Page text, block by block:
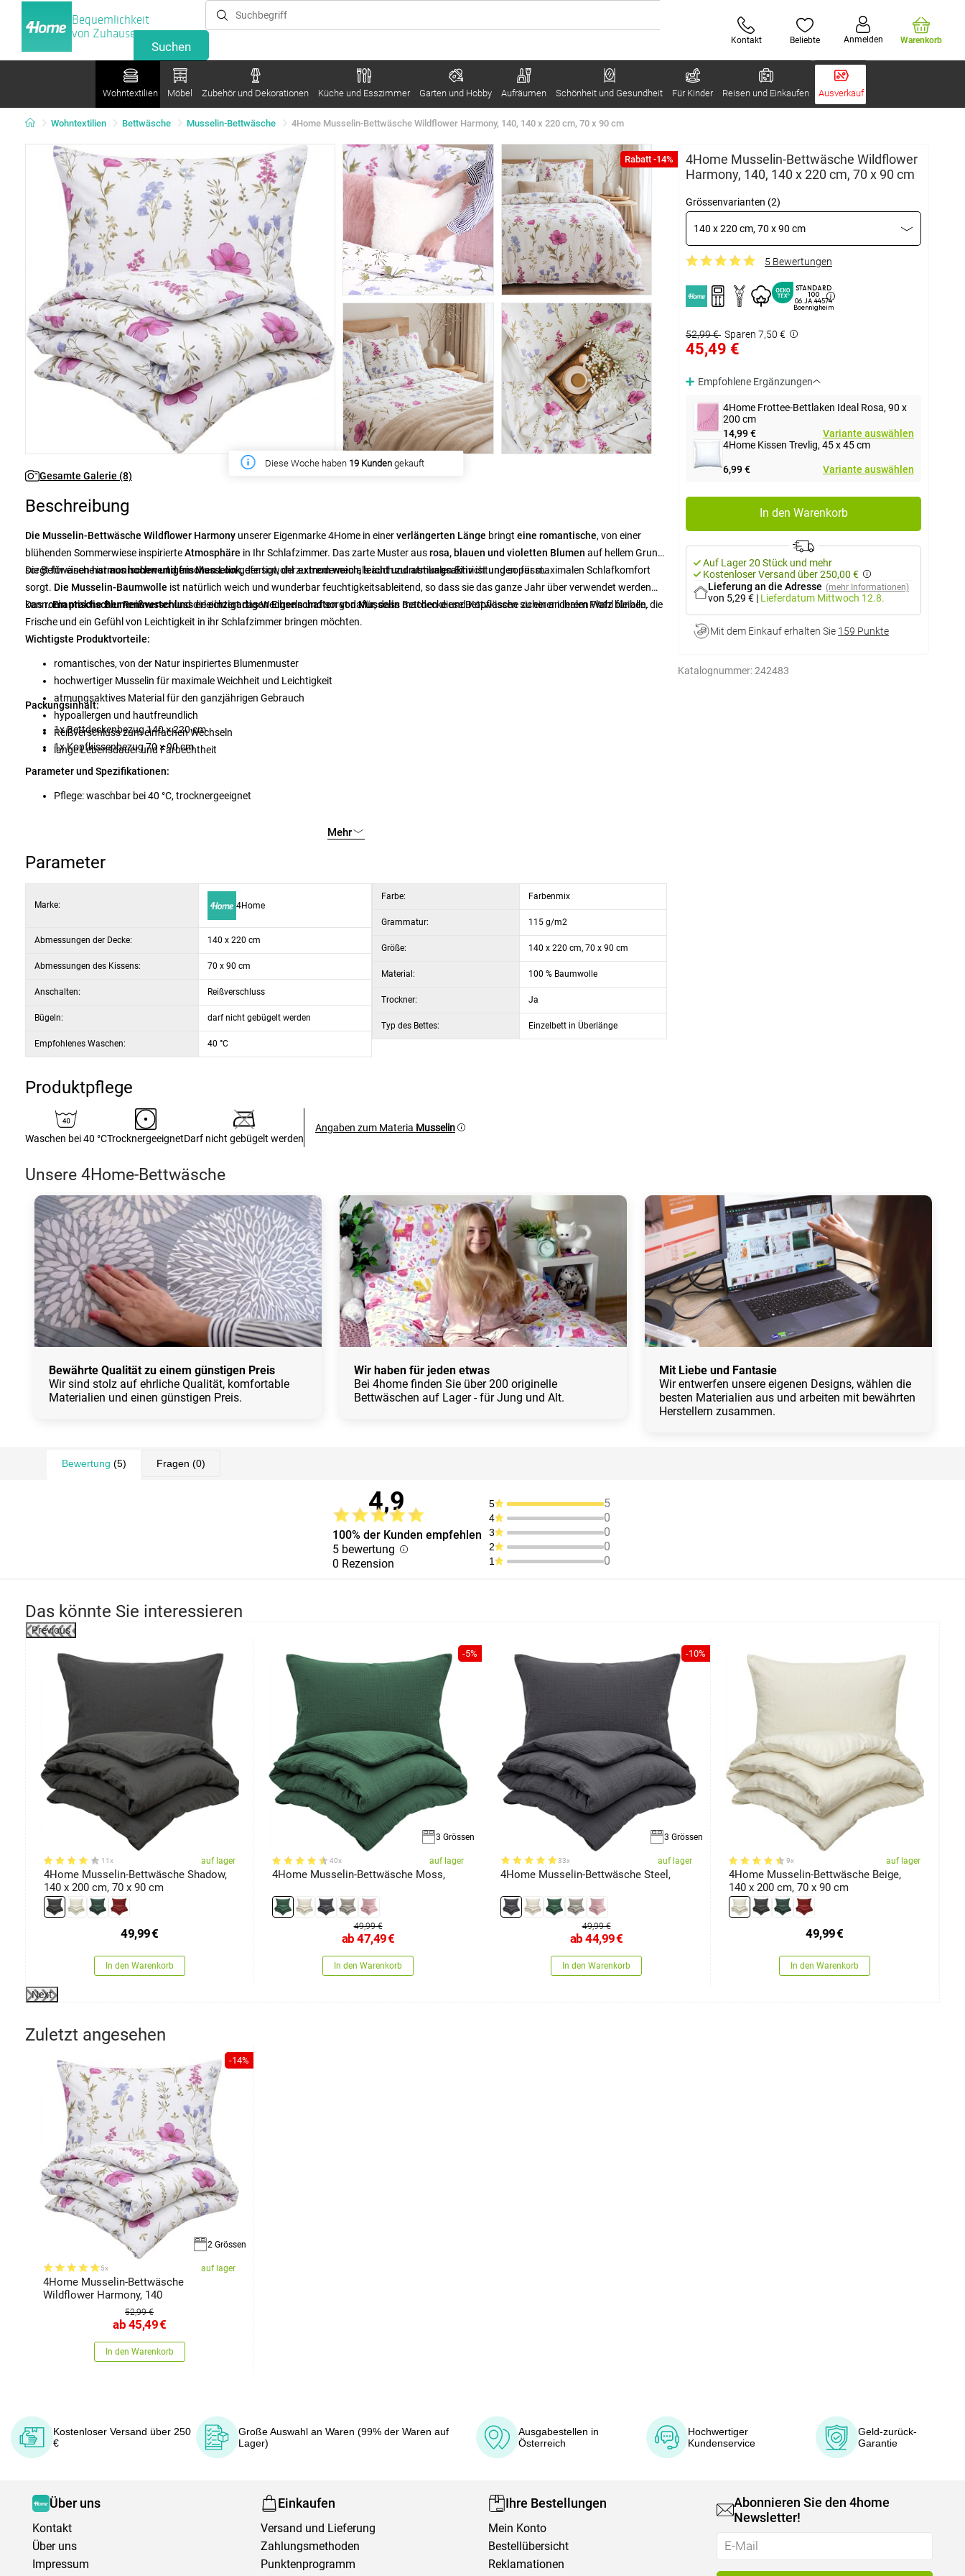
Bequemlichkeit
von Zuhause
Kontakt Beliebte Anmelden Warenkorb
Wohntextilien Möbel Zubehör und Dekorationen Küche und Esszimmer Garten und Hobby Aufräumen Schönheit und Gesundheit Für Kinder Reisen und Einkaufen Ausverkauf
Wohntextilien Bettwäsche Musselin-Bettwäsche 4Home Musselin-Bettwäsche Wildflower Harmony, 140, 140 x 220 cm, 70 x 90 cm
Rabatt -14%
Diese Woche haben 19 Kundengekauft
Gesamte Galerie (8)
4Home Musselin-Bettwäsche Wildflower
Harmony, 140, 140 x 220 cm, 70 x 90 cm
Grössenvarianten (2)
140 x 220 cm, 70 x 90 cm
5 Bewertungen
STANDARD
100
06.JA.44574
Boennigheim
52,99 € Sparen 7,50 €
45,49 €
Empfohlene Ergänzungen
4Home Frottee-Bettlaken Ideal Rosa, 90 x
200 cm
14,99 €
Variante auswählen
4Home Kissen Trevlig, 45 x 45 cm
6,99 € Variante auswählen
In den Warenkorb
Auf Lager 20 Stück und mehr
Kostenloser Versand über 250,00 €
Lieferung an die Adresse (mehr Informationen)
von 5,29 € | Lieferdatum Mittwoch 12.8.
Mit dem Einkauf erhalten Sie 159 Punkte
Katalognummer:242483
Beschreibung
Die Musselin-Bettwäsche Wildflower Harmony unserer Eigenmarke 4Home in einerverlängerten Länge bringt eine romantische, von einer
blühenden Sommerwiese inspirierteAtmosphäre in Ihr Schlafzimmer. Das zarte Muster ausrosa, blauen und violetten Blumen auf hellem Grund
sorgt für einenharmonischen und frischen Look, der sowohl zu modernen als auch zu rustikalen Einrichtungen passt.
Die Bettwäsche ist aushochwertigem Musselingefertigt, derextrem weich, leicht und atmungsaktivist und so für maximalen Schlafkomfort
sorgt. Die Musselin-Baumwolle ist natürlich weich und wunderbar feuchtigkeitsableitend, so dass sie das ganze Jahr über verwendet werden
kann.Ein praktischer Reißverschlusserleichtert das Wechseln und sorgt dafür, dass Bettdecke und Kopfkissen sicher an ihrem Platz bleiben.
Dasromantische Blumenmusterund dieeinzigartigen Eigenschaften von Musselin machen diese Bettwäsche zu einer idealen Wahl für alle, die
Frische und ein Gefühl von Leichtigkeit in ihr Schlafzimmer bringen möchten.
Wichtigste Produktvorteile:
romantisches, von der Natur inspiriertes Blumenmuster
hochwertiger Musselin für maximale Weichheit und Leichtigkeit
atmungsaktives Material für den ganzjährigen Gebrauch
hypoallergen und hautfreundlich
Reißverschluss zum einfachen Wechseln
lange Lebensdauer und Farbechtheit
Packungsinhalt:
1x Bettdeckenbezug 140 × 220 cm
1x Kopfkissenbezug 70 × 90 cm
Parameter und Spezifikationen:
Pflege: waschbar bei 40 °C, trocknergeeignet
Mehr
Parameter
Marke: 4Home
Abmessungen der Decke: 140 x 220 cm
Abmessungen des Kissens: 70 x 90 cm
Anschalten: Reißverschluss
Bügeln: darf nicht gebügelt werden
Empfohlenes Waschen: 40 °C
Farbe: Farbenmix
Grammatur: 115 g/m2
Größe: 140 x 220 cm, 70 x 90 cm
Material: 100 % Baumwolle
Trockner: Ja
Typ des Bettes: Einzelbett in Überlänge
Produktpflege
Waschen bei 40 °CTrocknergeeignetDarf nicht gebügelt werden
Angaben zum Materia Musselin
Unsere 4Home-Bettwäsche
Bewährte Qualität zu einem günstigen Preis
Wir sind stolz auf ehrliche Qualität, komfortable
Materialien und einen günstigen Preis.
Wir haben für jeden etwas
Bei 4home finden Sie über 200 originelle
Bettwäschen auf Lager - für Jung und Alt.
Mit Liebe und Fantasie
Wir entwerfen unsere eigenen Designs, wählen die
besten Materialien aus und arbeiten mit bewährten
Herstellern zusammen.
Bewertung (5) Fragen (0)
4,9
100% der Kunden empfehlen
5 bewertung
0 Rezension
5 5
4 0
3 0
2 0
1 0
Das könnte Sie interessieren
Previous
11x auf lager
4Home Musselin-Bettwäsche Shadow,
140 x 200 cm, 70 x 90 cm
49,99€
In den Warenkorb
-5%
3 Grössen
40x auf lager
4Home Musselin-Bettwäsche Moss,
49,99 €
ab 47,49€
In den Warenkorb
-10%
3 Grössen
33x auf lager
4Home Musselin-Bettwäsche Steel,
49,99 €
ab 44,99€
In den Warenkorb
9x auf lager
4Home Musselin-Bettwäsche Beige,
140 x 200 cm, 70 x 90 cm
49,99€
In den Warenkorb
Next
Zuletzt angesehen
-14%
2 Grössen
5x auf lager
4Home Musselin-Bettwäsche
Wildflower Harmony, 140
52,99 €
ab 45,49€
In den Warenkorb
Kostenloser Versand über 250
€
Große Auswahl an Waren (99% der Waren auf
Lager)
Ausgabestellen in
Österreich
Hochwertiger
Kundenservice
Geld-zurück-
Garantie
Über uns
Kontakt
Über uns
Impressum
Einkaufen
Versand und Lieferung
Zahlungsmethoden
Punktenprogramm
Ihre Bestellungen
Mein Konto
Bestellübersicht
Reklamationen
Abonnieren Sie den 4home
Newsletter!